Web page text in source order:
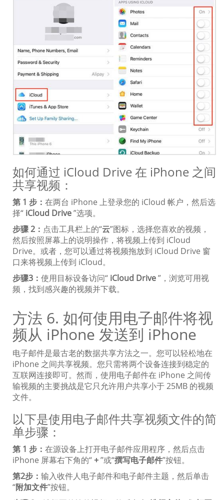
如何通过 iCloud Drive 在 iPhone 之间
共享视频：
第 1 步： 在两台 iPhone 上登录您的 iCloud 帐户，然后选
择“ iCloud Drive”选项。
步骤 2： 点击工具栏上的“云”图标，选择您喜欢的视频，
然后按照屏幕上的说明操作，将视频上传到 iCloud
Drive。或者，您可以通过将视频拖放到 iCloud Drive 窗
口来将视频上传到 iCloud。
步骤3： 使用目标设备访问“ iCloud Drive”，浏览可用视
频，找到感兴趣的视频并下载。
方法 6. 如何使用电子邮件将视
频从 iPhone 发送到 iPhone
电子邮件是最古老的数据共享方法之一。您可以轻松地在
iPhone 之间共享视频。您只需将两个设备连接到稳定的
互联网连接即可。然而，使用电子邮件在 iPhone 之间传
输视频的主要挑战是它只允许用户共享小于 25MB 的视频
文件。
以下是使用电子邮件共享视频文件的简
单步骤：
第 1 步： 在源设备上打开电子邮件应用程序，然后点击
iPhone 屏幕右下角的“+”或“撰写电子邮件”按钮。
第2步： 输入收件人电子邮件和电子邮件主题，然后单击
“附加文件”按钮。